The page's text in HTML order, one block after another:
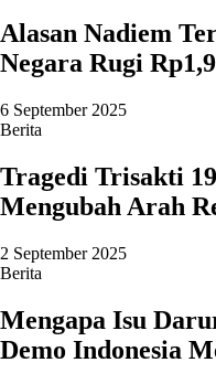
Alasan Nadiem
Negara Rugi
6 September 2025
Berita
Tragedi Trisakti
Mengubah Arah
2 September 2025
Berita
Mengapa Isu
Demo Indonesia